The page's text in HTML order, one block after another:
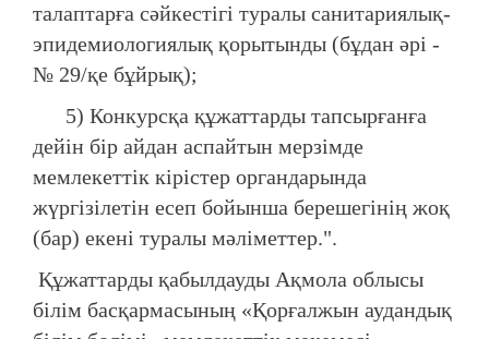
талаптарға сәйкестігі туралы санитариялық-
эпидемиологиялық қорытынды (бұдан әрі -
№ 29/қе бұйрық);
5) Конкурсқа құжаттарды тапсырғанға
дейін бір айдан аспайтын мерзімде
мемлекеттік кірістер органдарында
жүргізілетін есеп бойынша берешегінің жоқ
(бар) екені туралы мәліметтер.".
Құжаттарды қабылдауды Ақмола облысы
білім басқармасының «Қорғалжын аудандық